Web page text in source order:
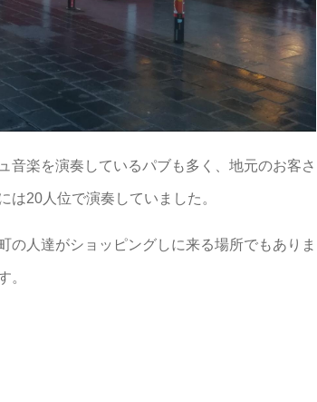
音楽を演奏しているパブも多く、地元のお客さ
は20人位で演奏していました。
の人達がショッピングしに来る場所でもありま
。